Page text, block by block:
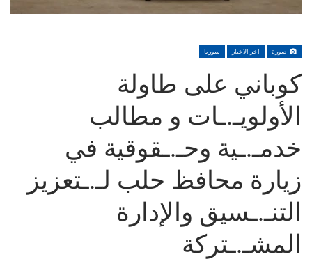
صورة اخر الاخبار سوريا
كوباني على طاولة
الأولويـ.ـات و مطالب
خدمـ.ـية وحـ.ـقوقية في
زيارة محافظ حلب لـ.ـتعزيز
التنـ.ـسيق والإدارة
المشـ.ـتركة